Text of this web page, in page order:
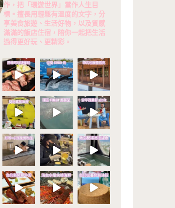
作，把「環遊世界」當作人生目
標。擅長用輕鬆有溫度的文字，分
享美食旅遊、生活好物，以及質感
滿滿的飯店住宿，陪你一起把生活
過得更好玩、更精彩。